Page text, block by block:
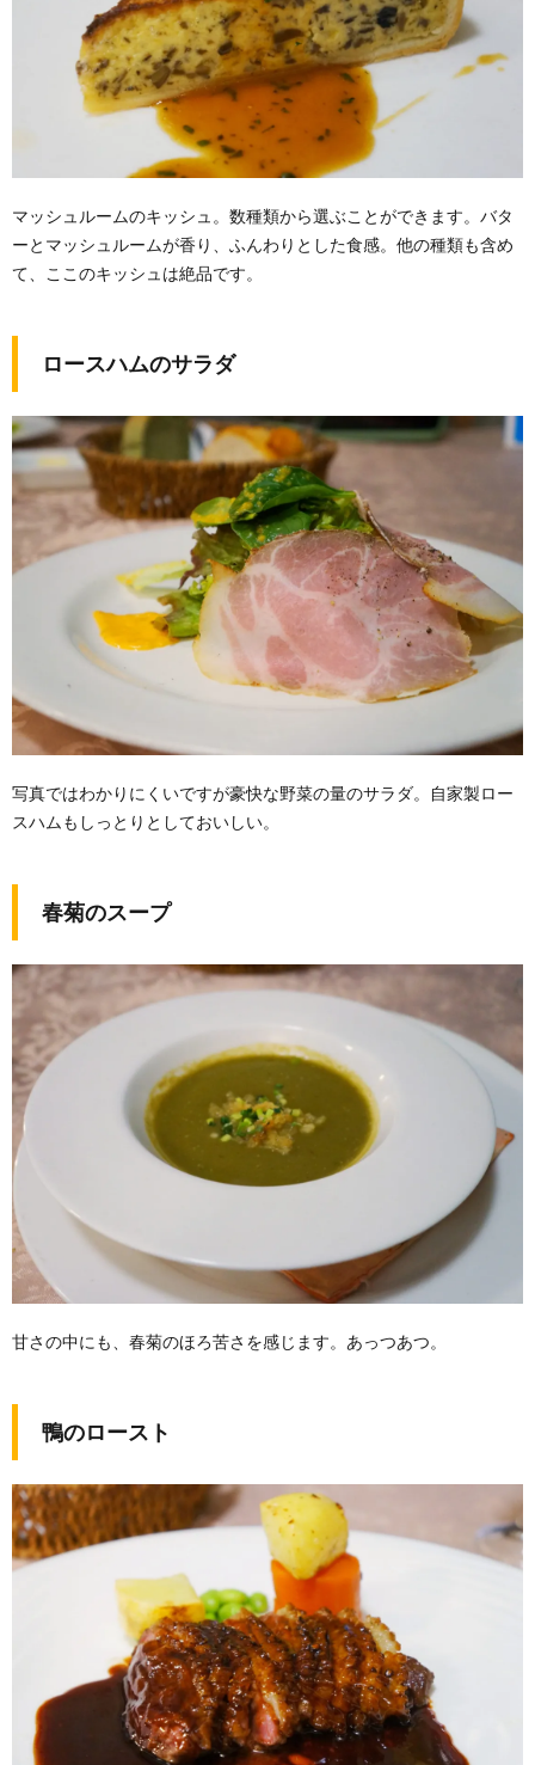
マッシュルームのキッシュ。数種類から選ぶことができます。バタ
ーとマッシュルームが香り、ふんわりとした食感。他の種類も含め
て、ここのキッシュは絶品です。
ロースハムのサラダ
写真ではわかりにくいですが豪快な野菜の量のサラダ。自家製ロー
スハムもしっとりとしておいしい。
春菊のスープ
甘さの中にも、春菊のほろ苦さを感じます。あっつあつ。
鴨のロースト